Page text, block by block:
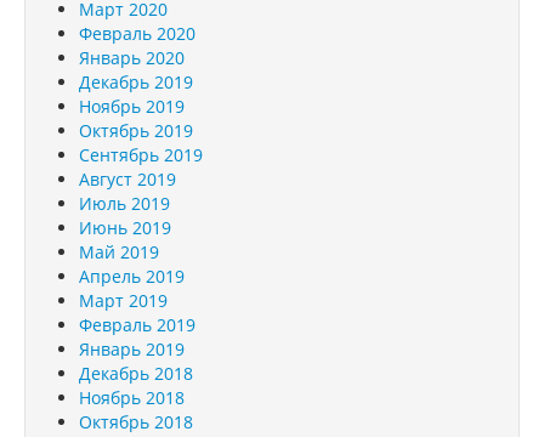
Март 2020
Февраль 2020
Январь 2020
Декабрь 2019
Ноябрь 2019
Октябрь 2019
Сентябрь 2019
Август 2019
Июль 2019
Июнь 2019
Май 2019
Апрель 2019
Март 2019
Февраль 2019
Январь 2019
Декабрь 2018
Ноябрь 2018
Октябрь 2018